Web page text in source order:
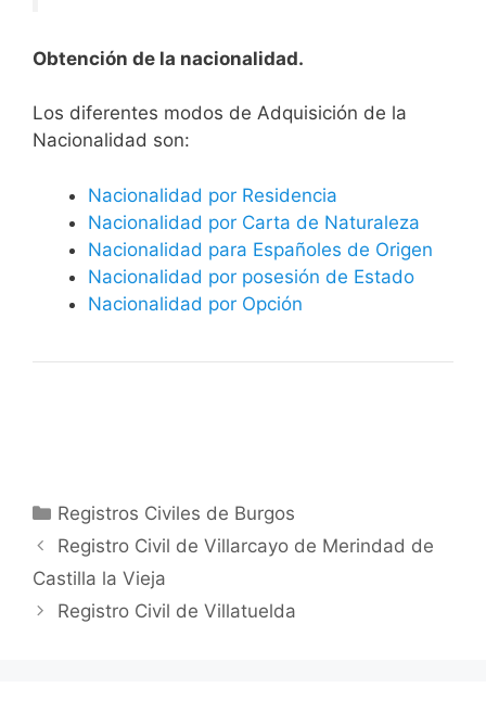
Obtención de la nacionalidad.
​​​Los diferentes modos de Adquisición de la
Nacionalidad son:
Nacionalidad por Residencia
Nacionalidad por Carta de Naturaleza
Nacionalidad para Españoles de Origen
Nacionalidad por posesión de Estado
Nacionalidad por Opción
Categorías
Registros Civiles de Burgos
Registro Civil de Villarcayo de Merindad de
Castilla la Vieja
Registro Civil de Villatuelda